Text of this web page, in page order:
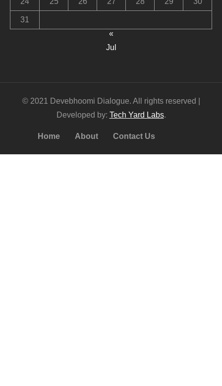
31
«
Jul
© 2021 Devebhoomi Dialogue. All rights reserved |
Developed by: Tech Yard Labs.
Home About Contact Us